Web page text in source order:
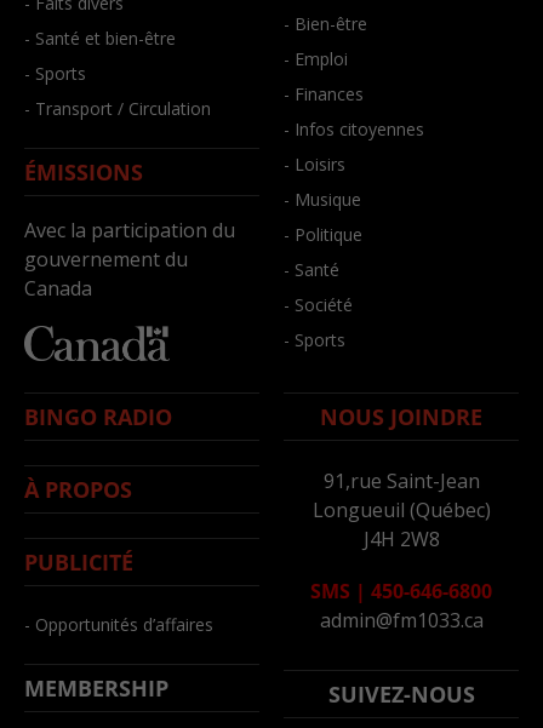
- Santé et bien-être
- Sports
- Transport / Circulation
ÉMISSIONS
Avec la participation du
gouvernement du
Canada
- Bien-être
- Emploi
- Finances
- Infos citoyennes
- Loisirs
- Musique
- Politique
- Santé
- Société
- Sports
BINGO RADIO
À PROPOS
PUBLICITÉ
- Opportunités d’affaires
MEMBERSHIP
NOUS JOINDRE
91,rue Saint-Jean
Longueuil (Québec)
J4H 2W8
SMS | 450-646-6800
admin@fm1033.ca
SUIVEZ-NOUS